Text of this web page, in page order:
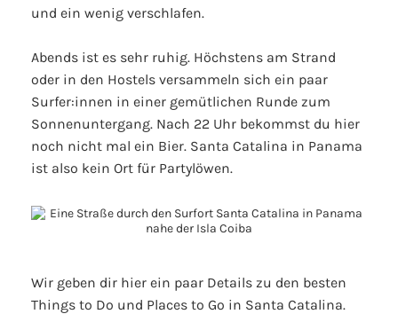
und ein wenig verschlafen.
Abends ist es sehr ruhig. Höchstens am Strand
oder in den Hostels versammeln sich ein paar
Surfer:innen in einer gemütlichen Runde zum
Sonnenuntergang. Nach 22 Uhr bekommst du hier
noch nicht mal ein Bier. Santa Catalina in Panama
ist also kein Ort für Partylöwen.
Wir geben dir hier ein paar Details zu den besten
Things to Do und Places to Go in Santa Catalina.